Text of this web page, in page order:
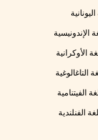
الإندونيسية
الأوكرانية
التاغالوغية
الفيتنامية
الفنلندية